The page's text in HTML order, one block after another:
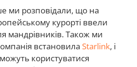
ми розповідали, що на
курорті ввели
мандрівників. Також ми
встановила Starlink, і
користуватися